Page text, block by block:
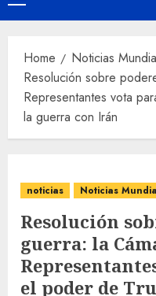
Home
Noticias
Resolución sobre
Representantes vota
la guerra con Irán
noticias Noticias
Resolución
guerra: la
el poder de